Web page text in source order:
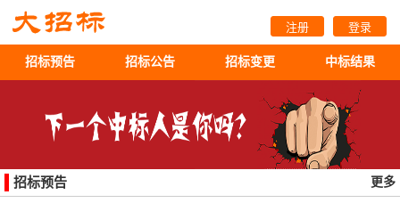
注册 登录
招标预告 招标公告 招标变更 中标结果
招标预告 更多